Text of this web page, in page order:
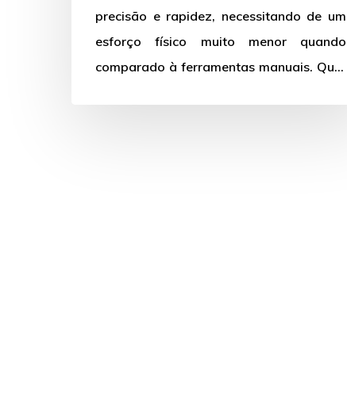
precisão e rapidez, necessitando de um
esforço físico muito menor quando
comparado à ferramentas manuais. Quer